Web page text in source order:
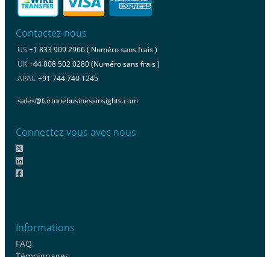
Contactez-nous
US +1 833 909 2966 ( Numéro sans frais )
UK+44 808 502 0280 (Numéro sans frais )
APAC +91 744 740 1245
sales@fortunebusinessinsights.com
Connectez-vous avec nous
Informations
FAQ